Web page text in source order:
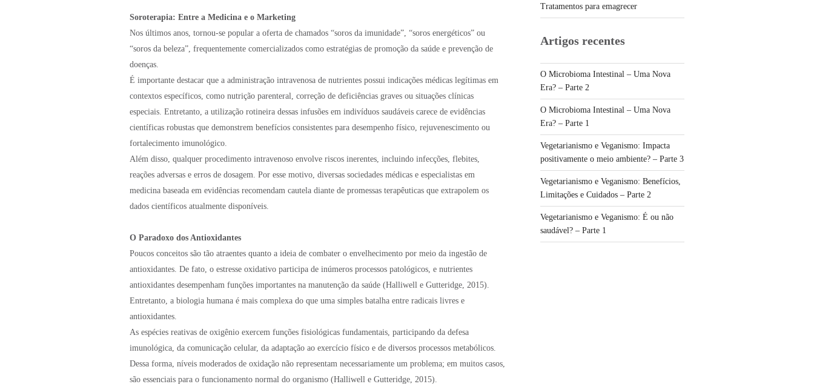
Soroterapia: Entre a Medicina e o Marketing
Nos últimos anos, tornou-se popular a oferta de chamados “soros da imunidade”, “soros energéticos” ou
“soros da beleza”, frequentemente comercializados como estratégias de promoção da saúde e prevenção de
doenças.
É importante destacar que a administração intravenosa de nutrientes possui indicações médicas legítimas em
contextos específicos, como nutrição parenteral, correção de deficiências graves ou situações clínicas
especiais. Entretanto, a utilização rotineira dessas infusões em indivíduos saudáveis carece de evidências
científicas robustas que demonstrem benefícios consistentes para desempenho físico, rejuvenescimento ou
fortalecimento imunológico.
Além disso, qualquer procedimento intravenoso envolve riscos inerentes, incluindo infecções, flebites,
reações adversas e erros de dosagem. Por esse motivo, diversas sociedades médicas e especialistas em
medicina baseada em evidências recomendam cautela diante de promessas terapêuticas que extrapolem os
dados científicos atualmente disponíveis.
O Paradoxo dos Antioxidantes
Poucos conceitos são tão atraentes quanto a ideia de combater o envelhecimento por meio da ingestão de
antioxidantes. De fato, o estresse oxidativo participa de inúmeros processos patológicos, e nutrientes
antioxidantes desempenham funções importantes na manutenção da saúde (Halliwell e Gutteridge, 2015).
Entretanto, a biologia humana é mais complexa do que uma simples batalha entre radicais livres e
antioxidantes.
As espécies reativas de oxigênio exercem funções fisiológicas fundamentais, participando da defesa
imunológica, da comunicação celular, da adaptação ao exercício físico e de diversos processos metabólicos.
Dessa forma, níveis moderados de oxidação não representam necessariamente um problema; em muitos casos,
são essenciais para o funcionamento normal do organismo (Halliwell e Gutteridge, 2015).
Tratamentos para emagrecer
Artigos recentes
O Microbioma Intestinal – Uma Nova
Era? – Parte 2
O Microbioma Intestinal – Uma Nova
Era? – Parte 1
Vegetarianismo e Veganismo: Impacta
positivamente o meio ambiente? – Parte 3
Vegetarianismo e Veganismo: Benefícios,
Limitações e Cuidados – Parte 2
Vegetarianismo e Veganismo: É ou não
saudável? – Parte 1